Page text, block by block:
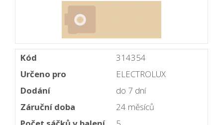
Kód
314354
Určeno pro
ELECTROLUX
Dodání
do 7 dní
Záruční doba
24 měsíců